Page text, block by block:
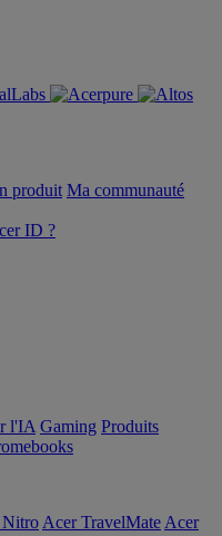
produit Ma communauté
ID ?
l'IA Gaming Produits
Acer TravelMate Acer